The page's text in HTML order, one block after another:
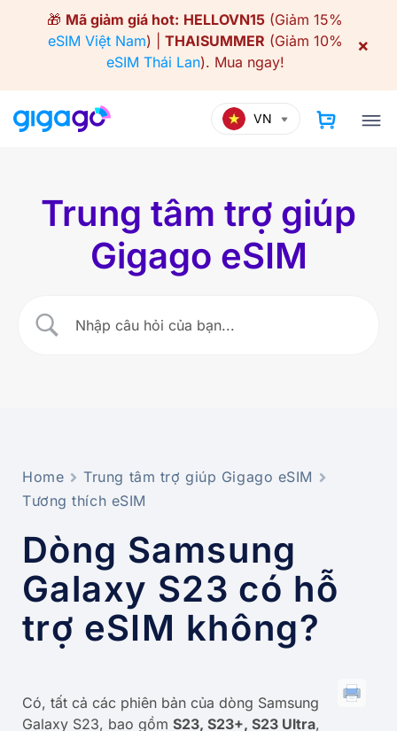
🎁 Mã giảm giá hot: HELLOVN15 (Giảm 15%
eSIM Việt Nam) | THAISUMMER (Giảm 10%
eSIM Thái Lan). Mua ngay!
×
VN
Trung tâm trợ giúp
Gigago eSIM
Home
Trung tâm trợ giúp Gigago eSIM
Tương thích eSIM
Dòng Samsung
Galaxy S23 có hỗ
trợ eSIM không?
Có, tất cả các phiên bản của dòng Samsung
Galaxy S23, bao gồm S23, S23+, S23 Ultra,